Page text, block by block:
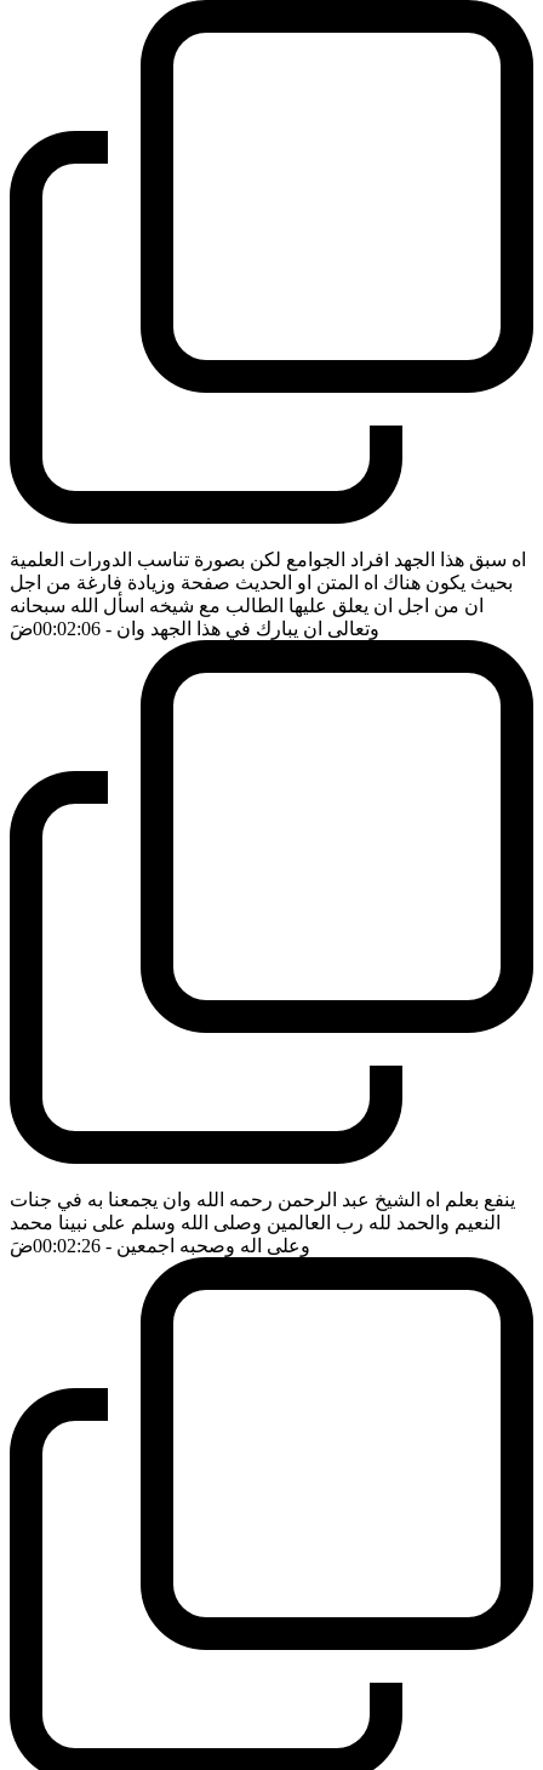
اه سبق هذا الجهد افراد الجوامع لكن بصورة تناسب الدورات العلمية
بحيث يكون هناك اه المتن او الحديث صفحة وزيادة فارغة من اجل
ان من اجل ان يعلق عليها الطالب مع شيخه اسأل الله سبحانه
وتعالى ان يبارك في هذا الجهد وان - 00:02:06 ضَ
ينفع بعلم اه الشيخ عبد الرحمن رحمه الله وان يجمعنا به في جنات
النعيم والحمد لله رب العالمين وصلى الله وسلم على نبينا محمد
وعلى اله وصحبه اجمعين - 00:02:26 ضَ